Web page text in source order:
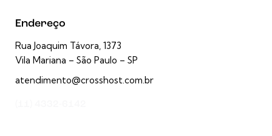
Endereço
Rua Joaquim Távora, 1373
Vila Mariana – São Paulo – SP
atendimento@crosshost.com.br